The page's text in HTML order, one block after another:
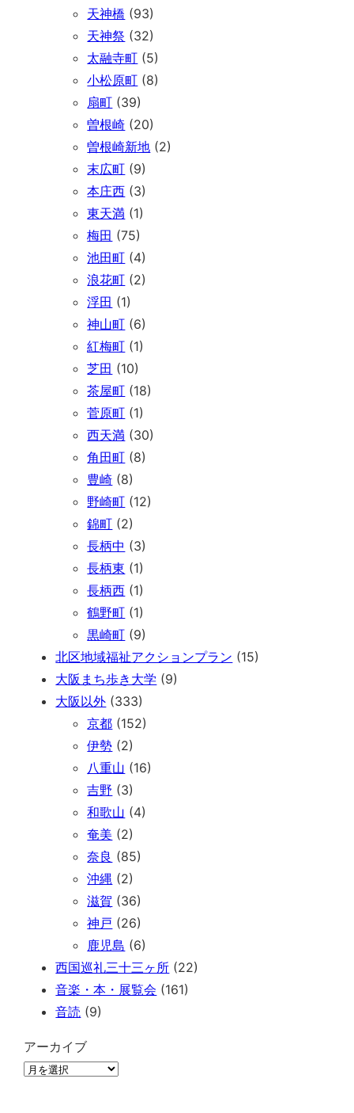
天神橋 (93)
天神祭 (32)
太融寺町 (5)
小松原町 (8)
扇町 (39)
曽根崎 (20)
曽根崎新地 (2)
末広町 (9)
本庄西 (3)
東天満 (1)
梅田 (75)
池田町 (4)
浪花町 (2)
浮田 (1)
神山町 (6)
紅梅町 (1)
芝田 (10)
茶屋町 (18)
菅原町 (1)
西天満 (30)
角田町 (8)
豊崎 (8)
野崎町 (12)
錦町 (2)
長柄中 (3)
長柄東 (1)
長柄西 (1)
鶴野町 (1)
黒崎町 (9)
北区地域福祉アクションプラン (15)
大阪まち歩き大学 (9)
大阪以外 (333)
京都 (152)
伊勢 (2)
八重山 (16)
吉野 (3)
和歌山 (4)
奄美 (2)
奈良 (85)
沖縄 (2)
滋賀 (36)
神戸 (26)
鹿児島 (6)
西国巡礼三十三ヶ所 (22)
音楽・本・展覧会 (161)
音読 (9)
アーカイブ